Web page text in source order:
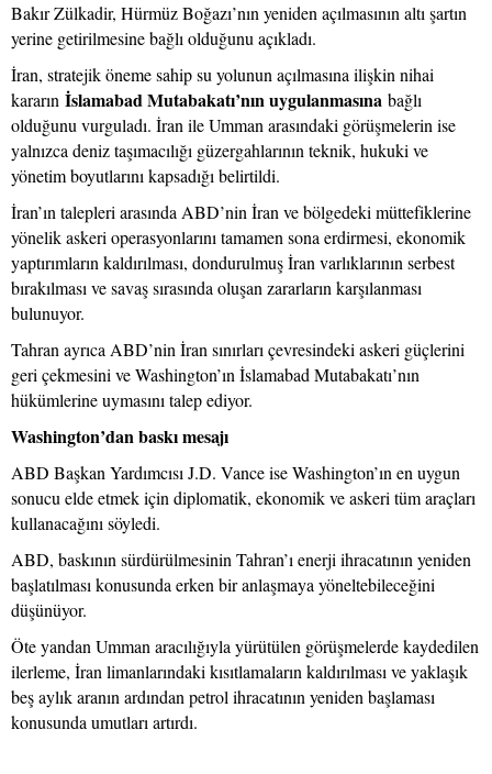
Bakır Zülkadir, Hürmüz Boğazı’nın yeniden açılmasının altı şartın
yerine getirilmesine bağlı olduğunu açıkladı.
İran, stratejik öneme sahip su yolunun açılmasına ilişkin nihai
kararın İslamabad Mutabakatı’nın uygulanmasına bağlı
olduğunu vurguladı. İran ile Umman arasındaki görüşmelerin ise
yalnızca deniz taşımacılığı güzergahlarının teknik, hukuki ve
yönetim boyutlarını kapsadığı belirtildi.
İran’ın talepleri arasında ABD’nin İran ve bölgedeki müttefiklerine
yönelik askeri operasyonlarını tamamen sona erdirmesi, ekonomik
yaptırımların kaldırılması, dondurulmuş İran varlıklarının serbest
bırakılması ve savaş sırasında oluşan zararların karşılanması
bulunuyor.
Tahran ayrıca ABD’nin İran sınırları çevresindeki askeri güçlerini
geri çekmesini ve Washington’ın İslamabad Mutabakatı’nın
hükümlerine uymasını talep ediyor.
Washington’dan baskı mesajı
ABD Başkan Yardımcısı J.D. Vance ise Washington’ın en uygun
sonucu elde etmek için diplomatik, ekonomik ve askeri tüm araçları
kullanacağını söyledi.
ABD, baskının sürdürülmesinin Tahran’ı enerji ihracatının yeniden
başlatılması konusunda erken bir anlaşmaya yöneltebileceğini
düşünüyor.
Öte yandan Umman aracılığıyla yürütülen görüşmelerde kaydedilen
ilerleme, İran limanlarındaki kısıtlamaların kaldırılması ve yaklaşık
beş aylık aranın ardından petrol ihracatının yeniden başlaması
konusunda umutları artırdı.